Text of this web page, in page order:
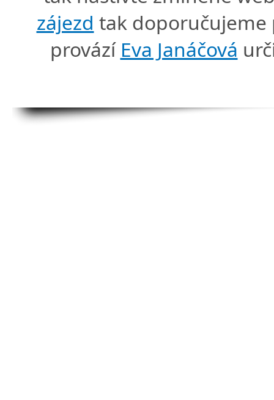
zájezd tak doporučujeme
provází Eva Janáčová